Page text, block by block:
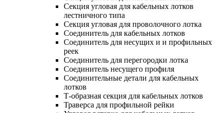
Секция угловая для кабельных лотков
лестничного типа
Секция угловая для проволочного лотка
Соединитель для кабельных лотков
Соединитель для несущих и и профильных
реек
Соединитель для перегородки лотка
Соединитель несущего профиля
Соединительные детали для кабельных
лотков
Т-образная секция для кабельных лотков
Траверса для профильной рейки